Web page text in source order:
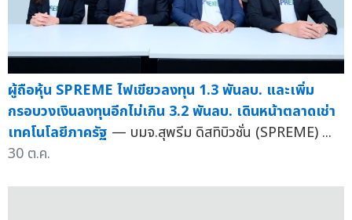
ผู้ถือหุ้น SPREME ไฟเขียวลงทุน 1.3 พันลบ. และเพิ่ม
กรอบวงเงินลงทุนอีกไม่เกิน 3.2 พันลบ. เดินหน้าตลาดเช่า
เทคโนโลยีภาครัฐ — บมจ.สุพรีม ดิสทิบิวชั่น (SPREME) ...
30 ต.ค.